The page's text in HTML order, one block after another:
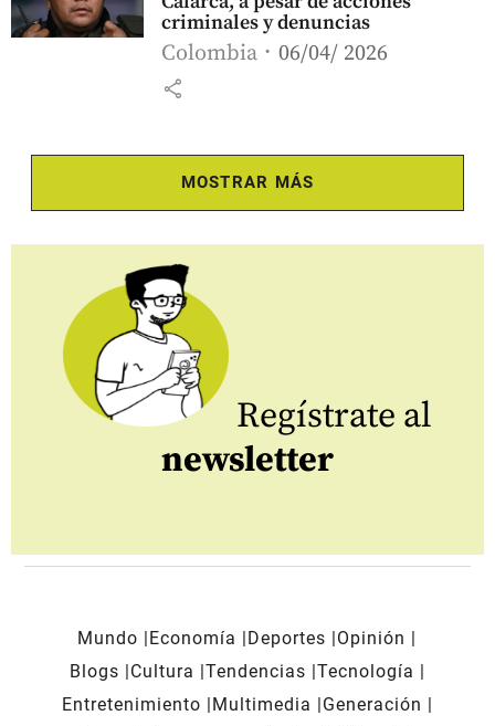
criminales y denuncias
Colombia 06/04/ 2026
share
MOSTRAR MÁS
Regístrate al
newsletter
Mundo Economía Deportes
Opinión
Blogs
Cultura Tendencias Tecnología
Entretenimiento
Multimedia
Generación